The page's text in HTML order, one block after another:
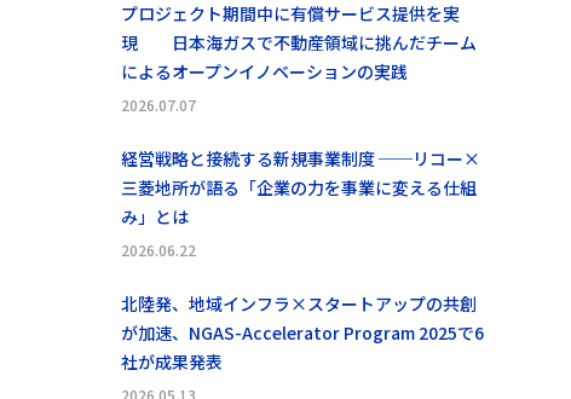
プロジェクト期間中に有償サービス提供を実
現 日本海ガスで不動産領域に挑んだチーム
によるオープンイノベーションの実践
2026.07.07
経営戦略と接続する新規事業制度 ──リコー×
三菱地所が語る「企業の力を事業に変える仕組
み」とは
2026.06.22
北陸発、地域インフラ×スタートアップの共創
が加速、NGAS-Accelerator Program 2025で6
社が成果発表
2026.05.13